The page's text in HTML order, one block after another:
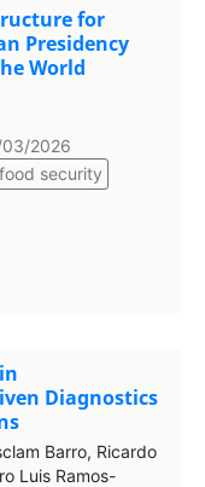
for
Presidency
World
2026
food security
Diagnostics
Barro, Ricardo
Luis Ramos-